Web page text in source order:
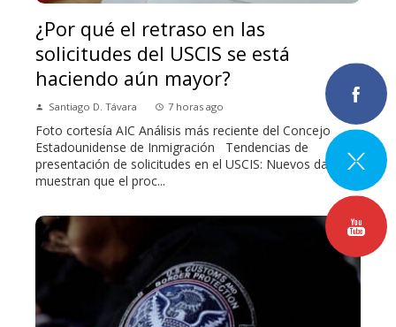
¿Por qué el retraso en las
solicitudes del USCIS se está
haciendo aún mayor?
Santiago D. Távara 7 horas ago
Foto cortesía AIC Análisis más reciente del Concejo
Estadounidense de Inmigración Tendencias de
presentación de solicitudes en el USCIS: Nuevos datos
muestran que el proc...